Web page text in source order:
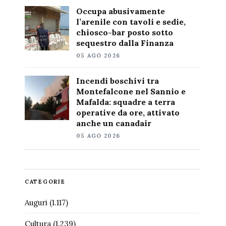
Occupa abusivamente
l’arenile con tavoli e sedie,
chiosco-bar posto sotto
sequestro dalla Finanza
05 AGO 2026
Incendi boschivi tra
Montefalcone nel Sannio e
Mafalda: squadre a terra
operative da ore, attivato
anche un canadair
05 AGO 2026
CATEGORIE
Auguri(1.117)
Cultura(1.239)